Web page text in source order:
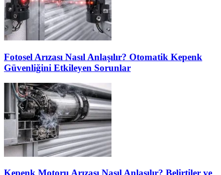
Fotosel Arızası Nasıl Anlaşılır? Otomatik Kepenk
Güvenliğini Etkileyen Sorunlar